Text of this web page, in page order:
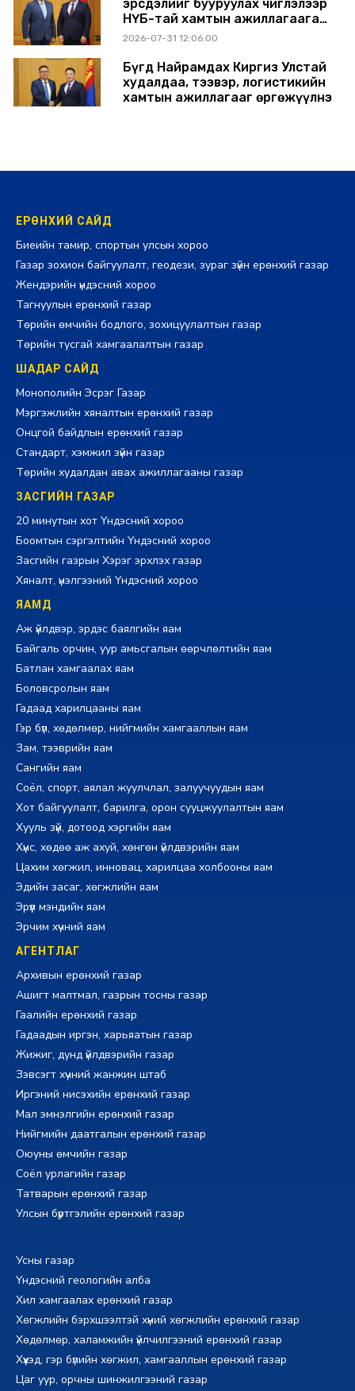
эрсдэлийг бууруулах чиглэлээр
НҮБ-тай хамтын ажиллагаагаа
өргөжүүлэхээр санал солилцлоо
2026-07-31 12:06:00
Бүгд Найрамдах Киргиз Улстай
худалдаа, тээвэр, логистикийн
хамтын ажиллагааг өргөжүүлнэ
ЕРӨНХИЙ САЙД
Биеийн тамир, спортын улсын хороо
Газар зохион байгуулалт, геодези, зураг зүйн ерөнхий газар
Жендэрийн үндэсний хороо
Тагнуулын ерөнхий газар
Төрийн өмчийн бодлого, зохицуулалтын газар
Төрийн тусгай хамгаалалтын газар
ШАДАР САЙД
Монополийн Эсрэг Газар
Мэргэжлийн хяналтын ерөнхий газар
Онцгой байдлын ерөнхий газар
Стандарт, хэмжил зүйн газар
Төрийн худалдан авах ажиллагааны газар
ЗАСГИЙН ГАЗАР
20 минутын хот Үндэсний хороо
Боомтын сэргэлтийн Үндэсний хороо
Засгийн газрын Хэрэг эрхлэх газар
Хяналт, үнэлгээний Үндэсний хороо
ЯАМД
Аж үйлдвэр, эрдэс баялгийн яам
Байгаль орчин, уур амьсгалын өөрчлөлтийн яам
Батлан хамгаалах яам
Боловсролын яам
Гадаад харилцааны яам
Гэр бүл, хөдөлмөр, нийгмийн хамгааллын яам
Зам, тээврийн яам
Сангийн яам
Соёл, спорт, аялал жуулчлал, залуучуудын яам
Хот байгуулалт, барилга, орон сууцжуулалтын яам
Хууль зүй, дотоод хэргийн яам
Хүнс, хөдөө аж ахуй, хөнгөн үйлдвэрийн яам
Цахим хөгжил, инновац, харилцаа холбооны яам
Эдийн засаг, хөгжлийн яам
Эрүүл мэндийн яам
Эрчим хүчний яам
АГЕНТЛАГ
Архивын ерөнхий газар
Ашигт малтмал, газрын тосны газар
Гаалийн ерөнхий газар
Гадаадын иргэн, харьяатын газар
Жижиг, дунд үйлдвэрийн газар
Зэвсэгт хүчний жанжин штаб
Иргэний нисэхийн ерөнхий газар
Мал эмнэлгийн ерөнхий газар
Нийгмийн даатгалын ерөнхий газар
Оюуны өмчийн газар
Соёл урлагийн газар
Татварын ерөнхий газар
Улсын бүртгэлийн ерөнхий газар
Усны газар
Үндэсний геологийн алба
Хил хамгаалах ерөнхий газар
Хөгжлийн бэрхшээлтэй хүний хөгжлийн ерөнхий газар
Хөдөлмөр, халамжийн үйлчилгээний ерөнхий газар
Хүүхэд, гэр бүлийн хөгжил, хамгааллын ерөнхий газар
Цаг уур, орчны шинжилгээний газар